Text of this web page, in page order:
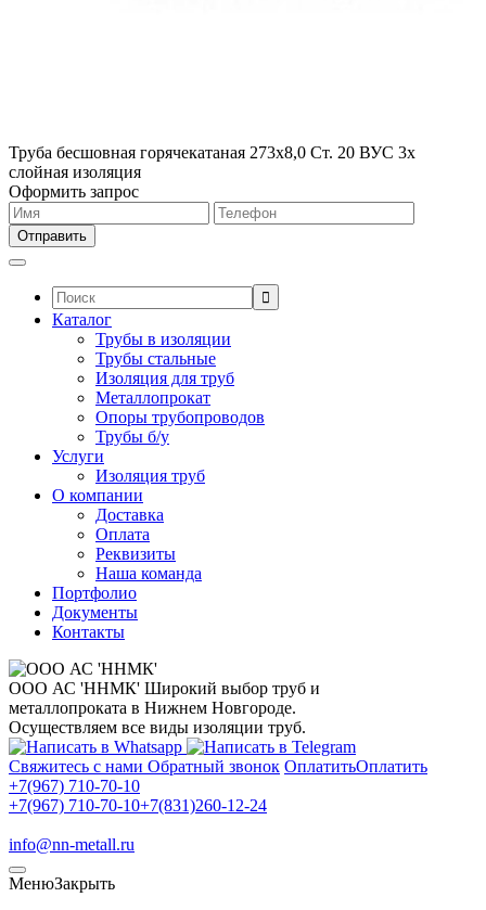
Труба бесшовная горячекатаная 273х8,0 Ст. 20 ВУС 3х
слойная изоляция
Оформить запрос
Поиск:
Каталог
Трубы в изоляции
Трубы стальные
Изоляция для труб
Металлопрокат
Опоры трубопроводов
Трубы б/у
Услуги
Изоляция труб
О компании
Доставка
Оплата
Реквизиты
Наша команда
Портфолио
Документы
Контакты
ООО АС 'ННМК' Широкий выбор труб и
металлопроката в Нижнем Новгороде.
Осуществляем все виды изоляции труб.
Свяжитесь с нами Обратный звонок ОплатитьОплатить
+7(967) 710-70-10
+7(967) 710-70-10+7(831)260-12-24
info@nn-metall.ru
МенюЗакрыть